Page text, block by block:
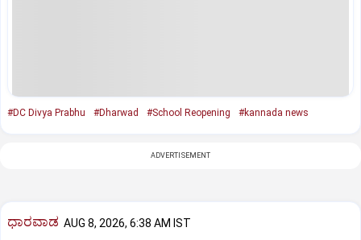
#DC Divya Prabhu #Dharwad #School Reopening #kannada news
ADVERTISEMENT
ಧಾರವಾಡ AUG 8, 2026, 6:38 AM IST